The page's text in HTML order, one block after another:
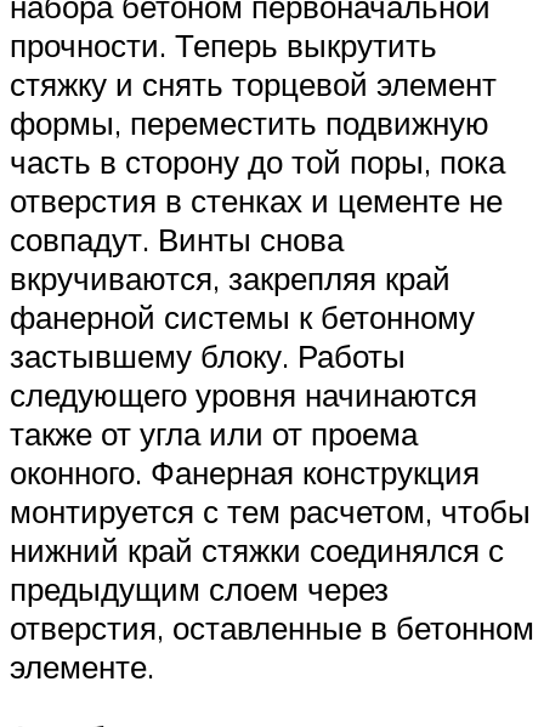
прочности. Теперь выкрутить
стяжку и снять торцевой элемент
формы, переместить подвижную
часть в сторону до той поры, пока
отверстия в стенках и цементе не
совпадут. Винты снова
вкручиваются, закрепляя край
фанерной системы к бетонному
застывшему блоку. Работы
следующего уровня начинаются
также от угла или от проема
оконного. Фанерная конструкция
монтируется с тем расчетом, чтобы
нижний край стяжки соединялся с
предыдущим слоем через
отверстия, оставленные в бетонном
элементе.